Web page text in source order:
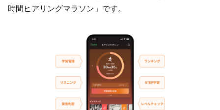
時間ヒアリングマラソン」です。